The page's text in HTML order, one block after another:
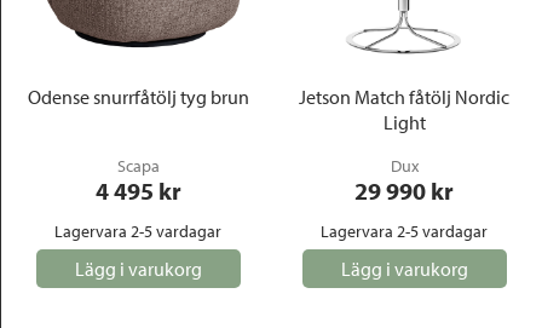
Odense snurrfåtölj tyg brun
Scapa
4 495 kr
Lagervara 2-5 vardagar
Lägg i varukorg
Jetson Match fåtölj Nordic
Light
Dux
29 990 kr
Lagervara 2-5 vardagar
Lägg i varukorg